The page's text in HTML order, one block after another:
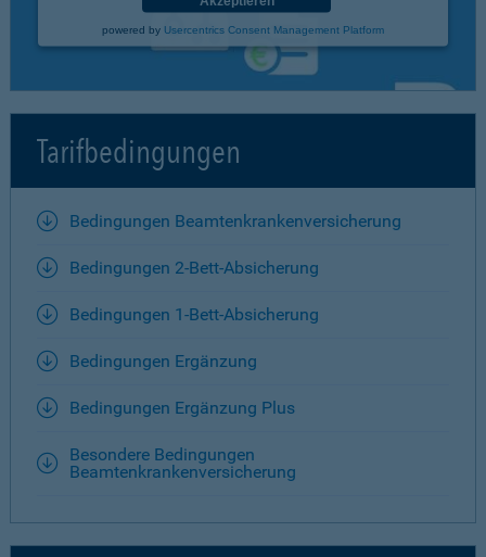
powered by Usercentrics Consent Management Platform
Tarifbedingungen
Bedingungen Beamtenkrankenversicherung
Bedingungen 2-Bett-Absicherung
Bedingungen 1-Bett-Absicherung
Bedingungen Ergänzung
Bedingungen Ergänzung Plus
Besondere Bedingungen
Beamtenkrankenversicherung